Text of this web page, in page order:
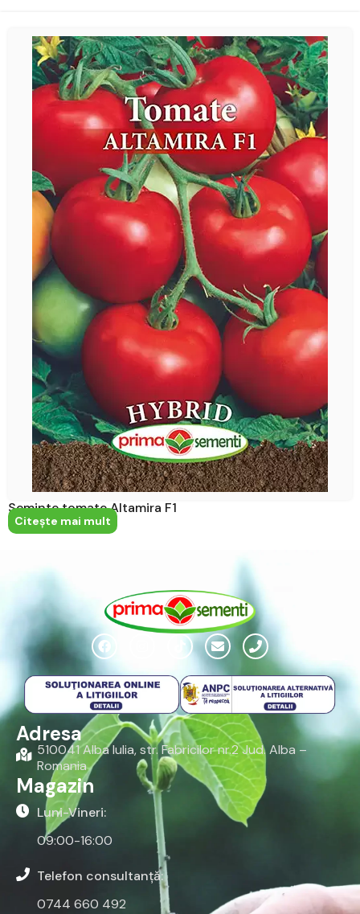
Seminte tomate Altamira F1
Citeşte mai mult
Adresa
510041 Alba Iulia, str. Fabricilor nr.2 Jud. Alba –
Romania
Magazin
Luni-Vineri:
09:00-16:00
Telefon consultanță:
0744 660 492